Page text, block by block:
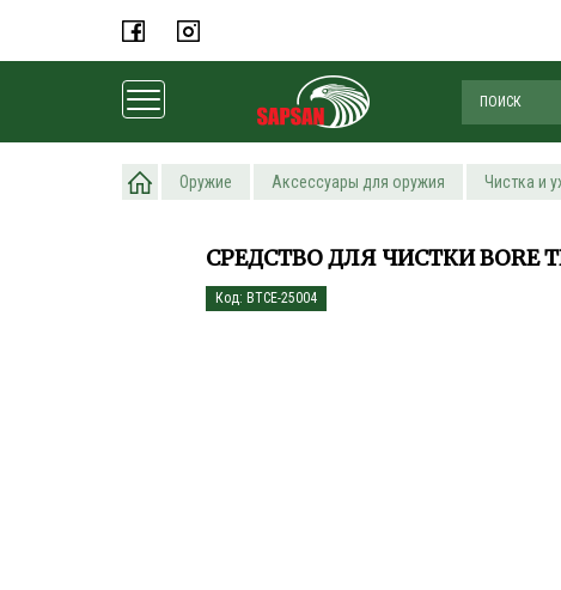
Оружие Аксессуары для оружия Чистка и
СРЕДСТВО ДЛЯ ЧИСТКИ BORE
Код: BTCE-25004